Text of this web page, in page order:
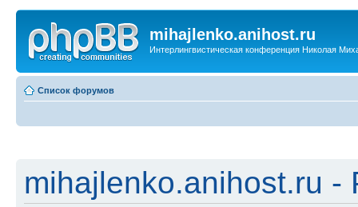
mihajlenko.anihost.ru
Интерлингвистическая конференция Николая
Список форумов
mihajlenko.anihost.ru -